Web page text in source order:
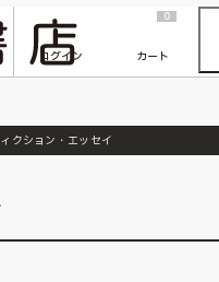
『ONE PIECE magazine 021 ONE PIECEカード付き同梱版』発売延期のご案内
ログイン
0
カート
クション・エッセイ